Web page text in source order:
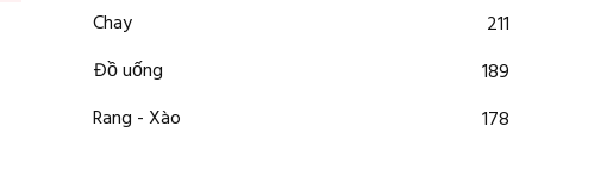
Chay
211
Đồ uống
189
Rang - Xào
178